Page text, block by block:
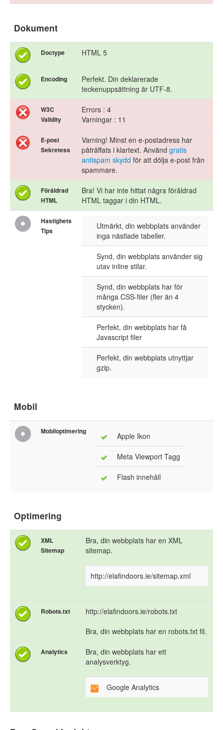
Dokument
Doctype HTML 5
Encoding
Perfekt. Din deklarerade
teckenuppsättning är UTF-8.
W3C
Validity
Errors : 4
Varningar : 11
E-post
Sekretess
Varning! Minst en e-postadress har
påträffats i klartext. Använd gratis
antispam skydd för att dölja e-post från
spammare.
Föråldrad
HTML
Bra! Vi har inte hittat några föråldrad
HTML taggar i din HTML.
Hastighets
Tips
Utmärkt, din webbplats använder
inga nästlade tabeller.
Synd, din webbplats använder sig
utav inline stilar.
Synd, din webbplats har för
många CSS-filer (fler än 4
stycken).
Perfekt, din webbplats har få
Javascript filer
Perfekt, din webbplats utnyttjar
gzip.
Mobil
Mobiloptimering Apple Ikon
Meta Viewport Tagg
Flash innehåll
Optimering
XML
Sitemap
Bra, din webbplats har en XML
sitemap.
http://elafindoors.ie/sitemap.xml
Robots.txt
http://elafindoors.ie/robots.txt
Bra, din webbplats har en robots.txt fil.
Analytics
Bra, din webbplats har ett
analysverktyg.
Google Analytics